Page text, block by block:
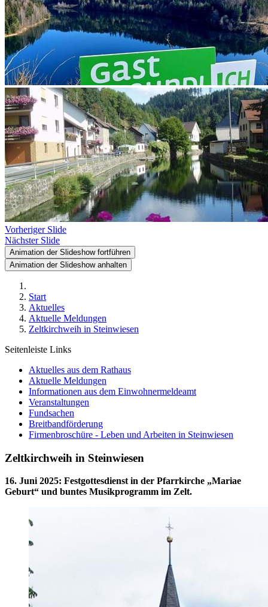
Vorheriger Slide
Nächster Slide
Animation der Slideshow fortführen
Animation der Slideshow anhalten
Start
Aktuelles
Aktuelle Meldungen
Zeltkirchweih in Steinwiesen
Seitenleiste Links
Aktuelles aus dem Rathaus
Aktuelle Meldungen
Informationen aus dem Einwohnermeldeamt
Veranstaltungen
Fundsachen
Breitbandförderung
Firmenbroschüre - Leben und Arbeiten in Steinwiesen
Zeltkirchweih in Steinwiesen
16. Juni 2025: Festgottesdienst in der Pfarrkirche „Mariae
Geburt“ und buntes Musikprogramm im Zelt.